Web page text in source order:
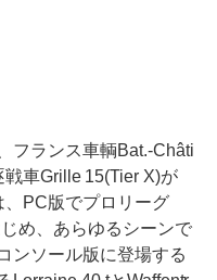
フランス車輌Bat.-Châti
戦車Grille 15(Tier X)が
PC版でプロリーグ
め、あらゆるシーンで
ンソール版に登場する